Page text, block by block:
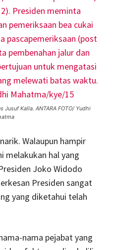
Kalla. ANTARA FOTO/ Yudhi
Walaupun hampir
melakukan hal yang
Joko Widodo
Presiden sangat
yang diketahui telah
nama pejabat yang